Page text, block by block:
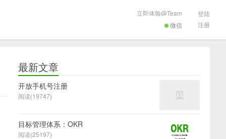
微信
立即体验@Team
登陆
注册
最新文章
开放手机号注册
阅读(19747)
目标管理体系：OKR
阅读(25197)